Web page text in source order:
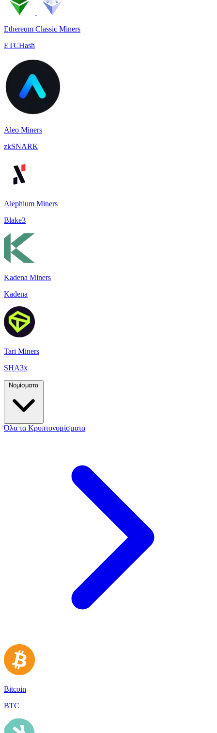
Ethereum Classic Miners
ETCHash
Aleo Miners
zkSNARK
Alephium Miners
Blake3
Kadena Miners
Kadena
Tari Miners
SHA3x
Νομίσματα
Όλα τα Κρυπτονομίσματα
Bitcoin
BTC